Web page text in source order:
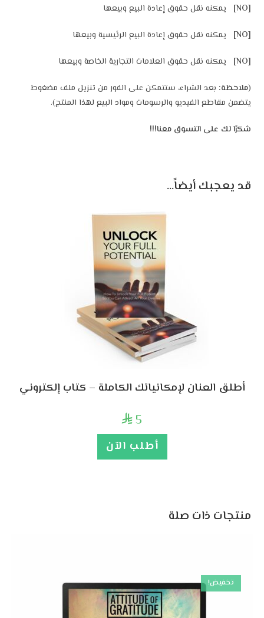
[NO] يمكنه نقل حقوق إعادة البيع وبيعها
[NO] يمكنه نقل حقوق إعادة البيع الرئيسية وبيعها
[NO] يمكنه نقل حقوق العلامات التجارية الخاصة وبيعها
(ملاحظة: بعد الشراء، ستتمكن على الفور من تنزيل ملف مضغوط
يتضمن مقاطع الفيديو والرسومات ومواد البيع لهذا المنتج).
شكرًا لك على التسوق معنا!!!
قد يعجبك أيضاً…
أطلق العنان لإمكانياتك الكاملة – كتاب إلكتروني
 5
أطلب الآن
منتجات ذات صلة
تخفيض!